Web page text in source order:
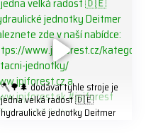
🪓🌳🌲 dodávat tyhle stroje je
jedna velká radost 🇩🇪
hydraulické jednotky Deitmer